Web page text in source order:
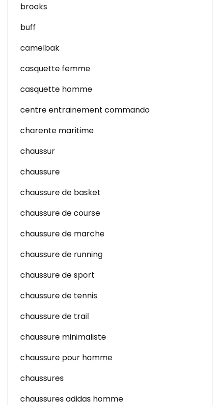
brooks
buff
camelbak
casquette femme
casquette homme
centre entrainement commando
charente maritime
chaussur
chaussure
chaussure de basket
chaussure de course
chaussure de marche
chaussure de running
chaussure de sport
chaussure de tennis
chaussure de trail
chaussure minimaliste
chaussure pour homme
chaussures
chaussures adidas homme